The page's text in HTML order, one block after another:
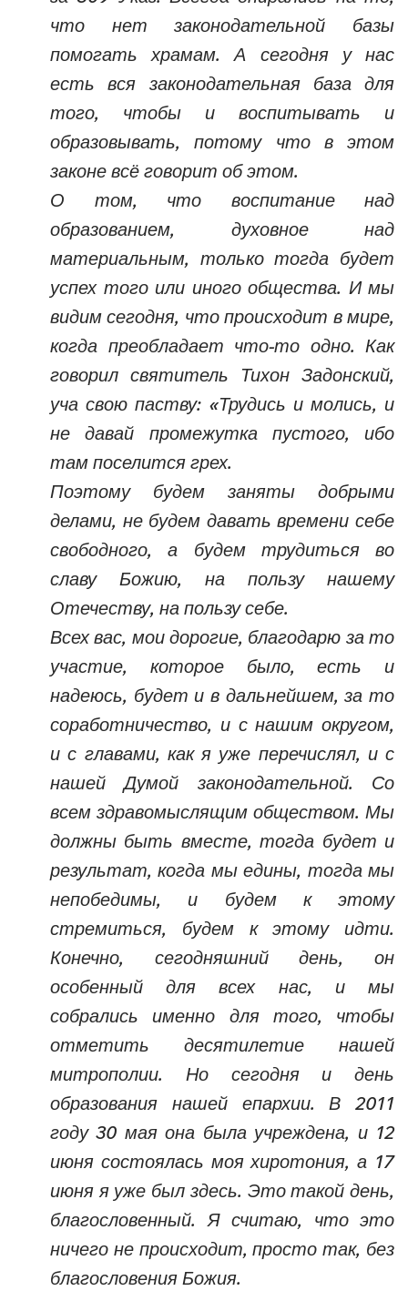
что нет законодательной базы
помогать храмам. А сегодня у нас
есть вся законодательная база для
того, чтобы и воспитывать и
образовывать, потому что в этом
законе всё говорит об этом.
О том, что воспитание над
образованием, духовное над
материальным, только тогда будет
успех того или иного общества. И мы
видим сегодня, что происходит в мире,
когда преобладает что-то одно. Как
говорил святитель Тихон Задонский,
уча свою паству: «Трудись и молись, и
не давай промежутка пустого, ибо
там поселится грех.
Поэтому будем заняты добрыми
делами, не будем давать времени себе
свободного, а будем трудиться во
славу Божию, на пользу нашему
Отечеству, на пользу себе.
Всех вас, мои дорогие, благодарю за то
участие, которое было, есть и
надеюсь, будет и в дальнейшем, за то
соработничество, и с нашим округом,
и с главами, как я уже перечислял, и с
нашей Думой законодательной. Со
всем здравомыслящим обществом. Мы
должны быть вместе, тогда будет и
результат, когда мы едины, тогда мы
непобедимы, и будем к этому
стремиться, будем к этому идти.
Конечно, сегодняшний день, он
особенный для всех нас, и мы
собрались именно для того, чтобы
отметить десятилетие нашей
митрополии. Но сегодня и день
образования нашей епархии. В 2011
году 30 мая она была учреждена, и 12
июня состоялась моя хиротония, а 17
июня я уже был здесь. Это такой день,
благословенный. Я считаю, что это
ничего не происходит, просто так, без
благословения Божия.